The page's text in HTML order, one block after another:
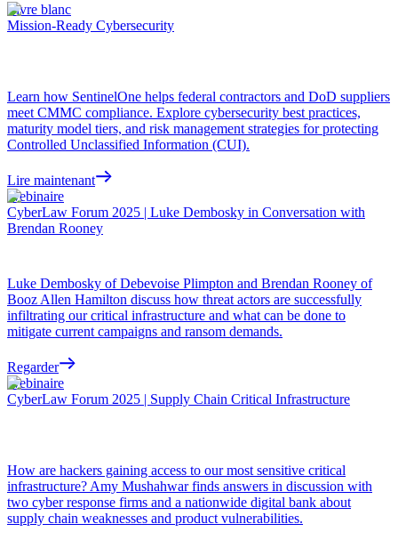
Livre blanc
Mission-Ready Cybersecurity
Learn how SentinelOne helps federal contractors and DoD suppliers
meet CMMC compliance. Explore cybersecurity best practices,
maturity model tiers, and risk management strategies for protecting
Controlled Unclassified Information (CUI).
Lire maintenant
Webinaire
CyberLaw Forum 2025 | Luke Dembosky in Conversation with
Brendan Rooney
Luke Dembosky of Debevoise Plimpton and Brendan Rooney of
Booz Allen Hamilton discuss how threat actors are successfully
infiltrating our critical infrastructure and what can be done to
mitigate current campaigns and ransom demands.
Regarder
Webinaire
CyberLaw Forum 2025 | Supply Chain Critical Infrastructure
How are hackers gaining access to our most sensitive critical
infrastructure? Amy Mushahwar finds answers in discussion with
two cyber response firms and a nationwide digital bank about
supply chain weaknesses and product vulnerabilities.